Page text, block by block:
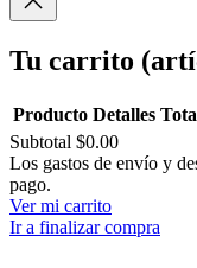
Tu carrito
Productos
del
carrito
Producto Detalles
Subtotal $0.00
Los gastos de envío y
pago.
Ver mi carrito
Ir a finalizar compra